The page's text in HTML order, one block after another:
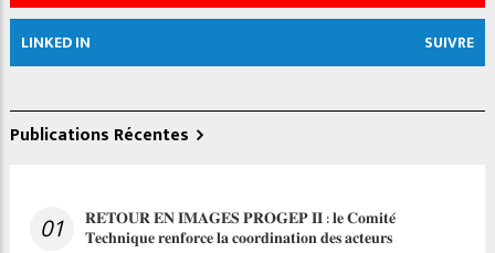
LINKED IN SUIVRE
Publications Récentes
01 𝐑𝐄𝐓𝐎𝐔𝐑 𝐄𝐍 𝐈𝐌𝐀𝐆𝐄𝐒 𝐏𝐑𝐎𝐆𝐄𝐏 𝐈𝐈 : 𝐥𝐞 𝐂𝐨𝐦𝐢𝐭𝐞́
𝐓𝐞𝐜𝐡𝐧𝐢𝐪𝐮𝐞 𝐫𝐞𝐧𝐟𝐨𝐫𝐜𝐞 𝐥𝐚 𝐜𝐨𝐨𝐫𝐝𝐢𝐧𝐚𝐭𝐢𝐨𝐧 𝐝𝐞𝐬 𝐚𝐜𝐭𝐞𝐮𝐫𝐬